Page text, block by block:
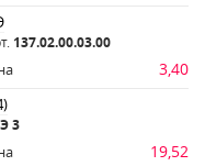
137.02.00.03.00
3,40
3
19,52